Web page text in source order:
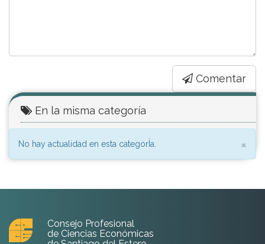
Comentar
En la misma categoría
×
No hay actualidad en esta categorÍa.
Consejo Profesional
de Ciencias Económicas